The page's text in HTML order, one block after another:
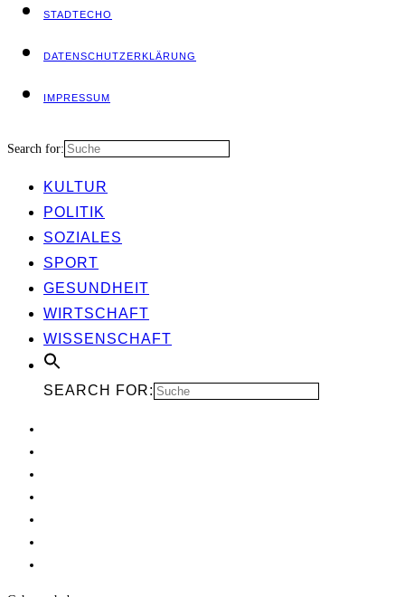
STADT­ECHO
DATEN­SCHUTZ­ER­KLÄ­RUNG
IMPRES­SUM
Search for:
KUL­TUR
POLI­TIK
SOZIA­LES
SPORT
GESUND­HEIT
WIRT­SCHAFT
WIS­SEN­SCHAFT
SEARCH FOR: